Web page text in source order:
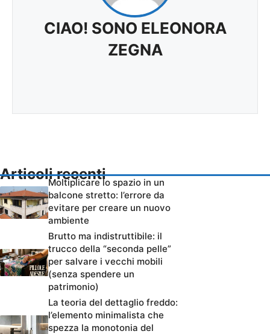
CIAO! SONO ELEONORA
ZEGNA
Articoli recenti
Moltiplicare lo spazio in un
balcone stretto: l’errore da
evitare per creare un nuovo
ambiente
Brutto ma indistruttibile: il
trucco della “seconda pelle”
per salvare i vecchi mobili
(senza spendere un
patrimonio)
La teoria del dettaglio freddo:
l’elemento minimalista che
spezza la monotonia del